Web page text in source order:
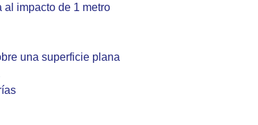
impacto de 1 metro
una superficie plana